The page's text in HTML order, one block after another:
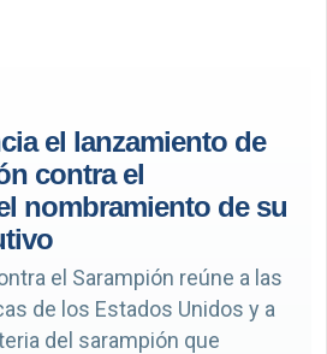
el lanzamiento de
contra el
nombramiento de su
el Sarampión reúne a las
de los Estados Unidos y a
del sarampión que